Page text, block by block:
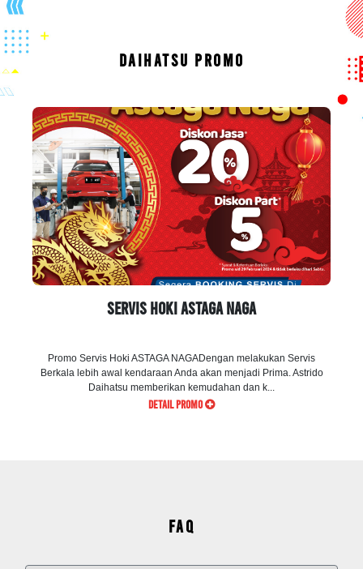
DAIHATSU PROMO
Servis Hoki ASTAGA NAGA
Promo Servis Hoki ASTAGA NAGADengan melakukan Servis
Berkala lebih awal kendaraan Anda akan menjadi Prima. Astrido
Daihatsu memberikan kemudahan dan k...
DETAIL PROMO
FAQ